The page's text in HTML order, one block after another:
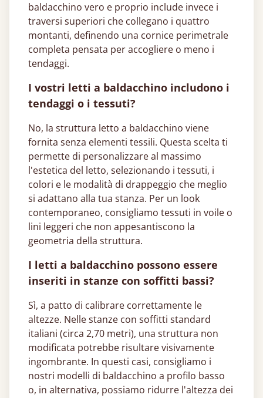
baldacchino vero e proprio include invece i
traversi superiori che collegano i quattro
montanti, definendo una cornice perimetrale
completa pensata per accogliere o meno i
tendaggi.
I vostri letti a baldacchino includono i
tendaggi o i tessuti?
No, la struttura letto a baldacchino viene
fornita senza elementi tessili. Questa scelta ti
permette di personalizzare al massimo
l'estetica del letto, selezionando i tessuti, i
colori e le modalità di drappeggio che meglio
si adattano alla tua stanza. Per un look
contemporaneo, consigliamo tessuti in voile o
lini leggeri che non appesantiscono la
geometria della struttura.
I letti a baldacchino possono essere
inseriti in stanze con soffitti bassi?
Sì, a patto di calibrare correttamente le
altezze. Nelle stanze con soffitti standard
italiani (circa 2,70 metri), una struttura non
modificata potrebbe risultare visivamente
ingombrante. In questi casi, consigliamo i
nostri modelli di baldacchino a profilo basso
o, in alternativa, possiamo ridurre l'altezza dei